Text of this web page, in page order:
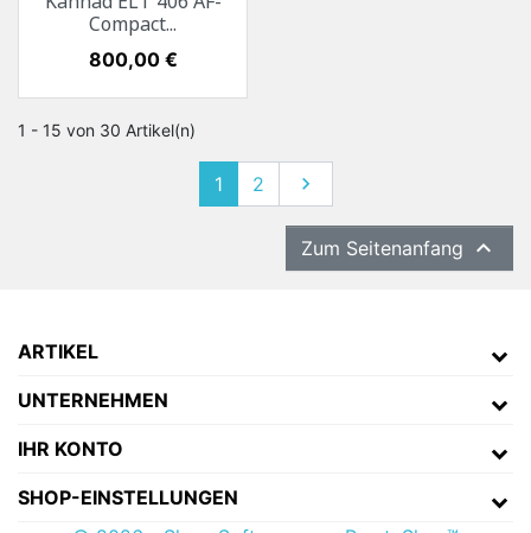
Compact...
Preis
800,00 €
1 - 15 von 30 Artikel(n)
1 2 Weiter

Zum Seitenanfang 
ARTIKEL
UNTERNEHMEN
IHR KONTO
SHOP-EINSTELLUNGEN